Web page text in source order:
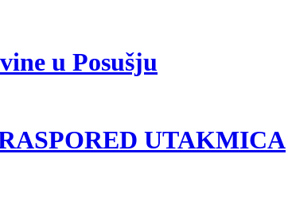
u Posušju
UTAKMICA